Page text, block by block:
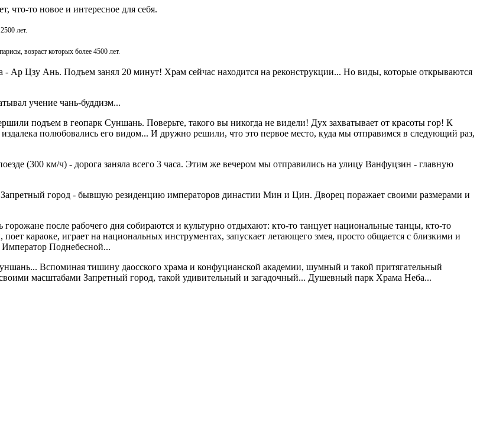
что-то новое и интересное для себя.
лет.
возраст которых более 4500 лет.
- Ар Цзу Ань. Подъем занял 20 минут! Храм сейчас находится на реконструкции... Но виды, которые открываются
учение чань-буддизм...
подъем в геопарк Суншань. Поверьте, такого вы никогда не видели! Дух захватывает от красоты гор! К
полюбовались его видом... И дружно решили, что это первое место, куда мы отправимся в следующий раз,
(300 км/ч) - дорога заняла всего 3 часа. Этим же вечером мы отправились на улицу Ванфуцзин - главную
город - бывшую резиденцию императоров династии Мин и Цин. Дворец поражает своими размерами и
после рабочего дня собираются и культурно отдыхают: кто-то танцует национальные танцы, кто-то
караоке, играет на национальных инструментах, запускает летающего змея, просто общается с близкими и
Император Поднебесной...
Вспоминая тишину даосского храма и конфуцианской академии, шумный и такой притягательный
масштабами Запретный город, такой удивительный и загадочный... Душевный парк Храма Неба...